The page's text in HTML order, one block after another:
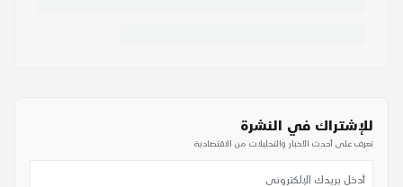
للإشتراك في النشرة
تعرف على أحدث الأخبار والتحليلات من الاقتصادية